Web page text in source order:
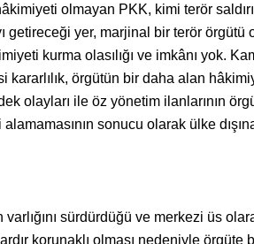
olmayan PKK, kimi terör
getireceği yer, marjinal bir terör örgütü
kurma olasılığı ve imkânı yok.
örgütün bir daha alan
olayları ile öz yönetim ilanlarının
sonucu olarak ülke dışına
sürdürdüğü ve merkezi üs
korunaklı olması nedeniyle örgüte